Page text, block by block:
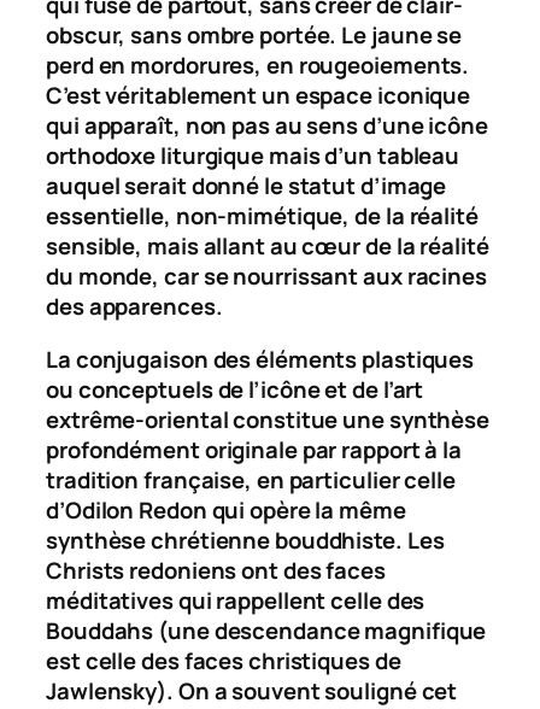
obscur, sans ombre portée. Le jaune se
perd en mordorures, en rougeoiements.
C’est véritablement un espace iconique
qui apparaît, non pas au sens d’une icône
orthodoxe liturgique mais d’un tableau
auquel serait donné le statut d’image
essentielle, non-mimétique, de la réalité
sensible, mais allant au cœur de la réalité
du monde, car se nourrissant aux racines
des apparences.
La conjugaison des éléments plastiques
ou conceptuels de l’icône et de l’art
extrême-oriental constitue une synthèse
profondément originale par rapport à la
tradition française, en particulier celle
d’Odilon Redon qui opère la même
synthèse chrétienne bouddhiste. Les
Christs redoniens ont des faces
méditatives qui rappellent celle des
Bouddahs (une descendance magnifique
est celle des faces christiques de
Jawlensky). On a souvent souligné cet